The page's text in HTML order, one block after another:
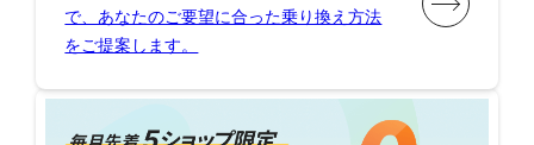
で、あなたのご要望に合った乗り換え方法
をご提案します。